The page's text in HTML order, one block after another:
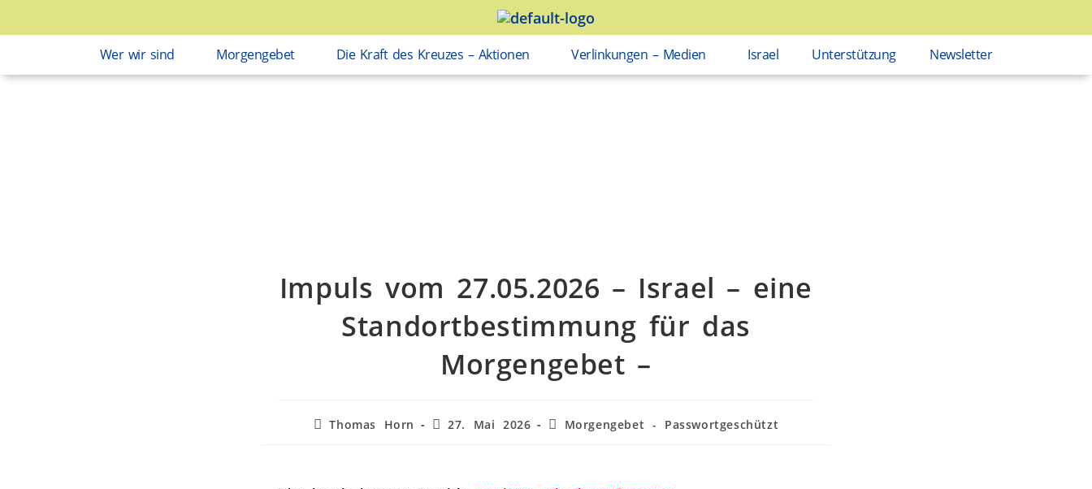
Wer wir sind Morgengebet Die Kraft des Kreuzes – Aktionen Verlinkungen – Medien Israel Unterstützung Newsletter
Impuls vom 27.05.2026 – Israel – eine
Standortbestimmung für das
Morgengebet –
Thomas Horn 27. Mai 2026 Morgengebet - Passwortgeschützt